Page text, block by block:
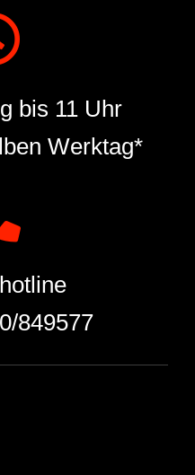
bis 11 Uhr
Werktag*
849577